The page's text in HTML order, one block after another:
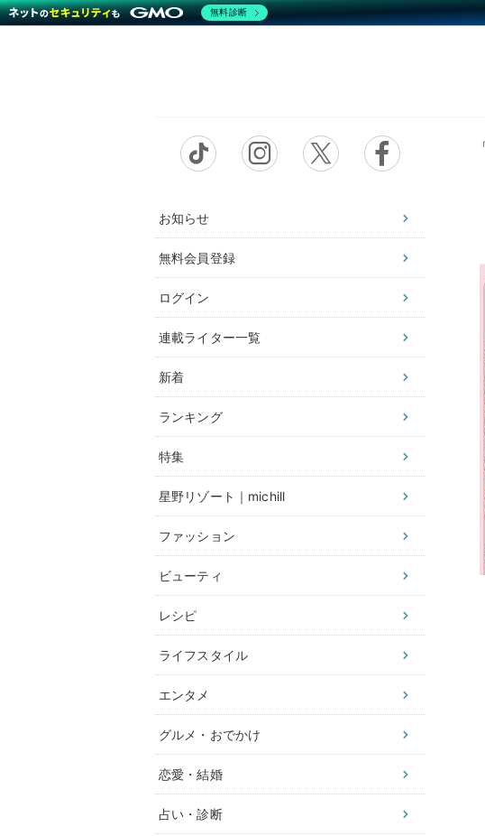
お知らせ
無料会員登録
ログイン
連載ライター一覧
新着
ランキング
特集
星野リゾート｜michill
ファッション
ビューティ
レシピ
ライフスタイル
エンタメ
グルメ・おでかけ
恋愛・結婚
占い・診断
無料診断